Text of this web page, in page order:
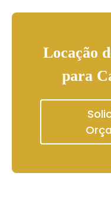
Locação
para